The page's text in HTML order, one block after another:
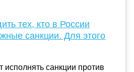
тех, кто в России
санкции. Для этого
исполнять санкции против